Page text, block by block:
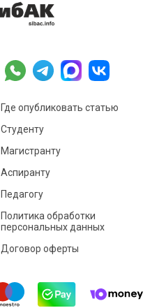
Где опубликовать статью
Студенту
Магистранту
Аспиранту
Педагогу
Политика обработки
персональных данных
Договор оферты